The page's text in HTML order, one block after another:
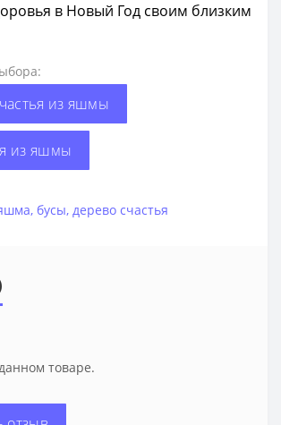
в Новый Год своим близким
из яшмы
из яшмы
, бусы, дерево счастья
товаре.